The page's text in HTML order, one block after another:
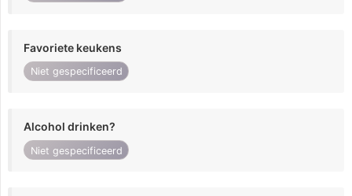
Favoriete keukens
Niet gespecificeerd
Alcohol drinken?
Niet gespecificeerd